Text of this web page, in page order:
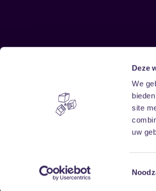
Deze
We
site
uw
Home
Vrijwilligers
Disclaimer
Privacy &